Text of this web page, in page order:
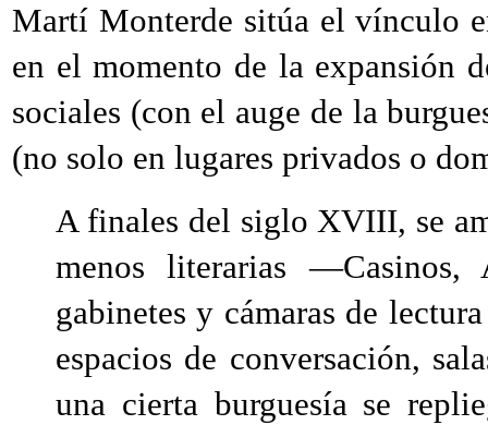
Martí Monterde sitúa el vínculo
en el momento de la expansión
sociales (con el auge de la
(no solo en lugares privados o
A finales del siglo XVIII, se
menos literarias
gabinetes y cámaras de
espacios de conversación,
una cierta burguesía se